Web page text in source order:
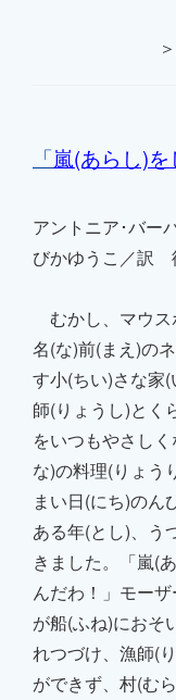
「嵐(あらし)
アントニア･バー
びかゆうこ／訳
むかし、マウ
名(な)前(まえ)の
す小(ちい)さな家
師(りょうし)とく
をいつもやさし
な)の料理(りょう
まい日(にち)のん
ある年(とし)、う
きました。「嵐(
んだわ！」モー
が船(ふね)におそ
れつづけ、漁師(
ができず、村(む